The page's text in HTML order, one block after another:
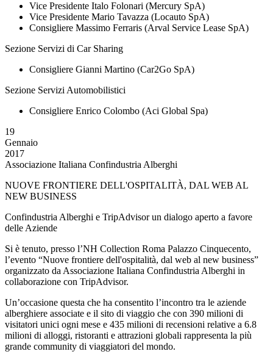
Vice Presidente Italo Folonari (Mercury SpA)
Vice Presidente Mario Tavazza (Locauto SpA)
Consigliere Massimo Ferraris (Arval Service Lease SpA)
Sezione Servizi di Car Sharing
Consigliere Gianni Martino (Car2Go SpA)
Sezione Servizi Automobilistici
Consigliere Enrico Colombo (Aci Global Spa)
19
Gennaio
2017
Associazione Italiana Confindustria Alberghi
NUOVE FRONTIERE DELL'OSPITALITÀ, DAL WEB AL
NEW BUSINESS
Confindustria Alberghi e TripAdvisor un dialogo aperto a favore
delle Aziende
Si è tenuto, presso l’NH Collection Roma Palazzo Cinquecento,
l’evento “Nuove frontiere dell'ospitalità, dal web al new business”
organizzato da Associazione Italiana Confindustria Alberghi in
collaborazione con TripAdvisor.
Un’occasione questa che ha consentito l’incontro tra le aziende
alberghiere associate e il sito di viaggio che con 390 milioni di
visitatori unici ogni mese e 435 milioni di recensioni relative a 6.8
milioni di alloggi, ristoranti e attrazioni globali rappresenta la più
grande community di viaggiatori del mondo.